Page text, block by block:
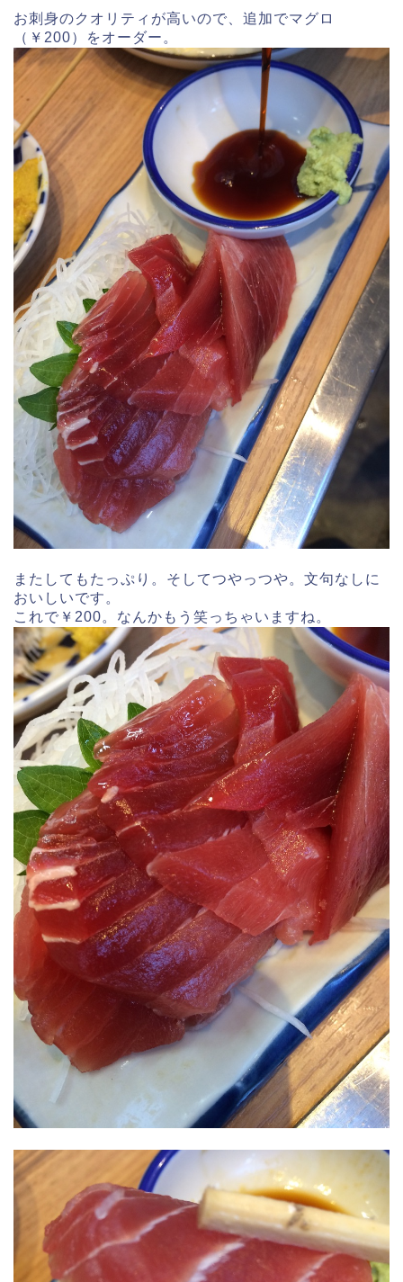
お刺身のクオリティが高いので、追加でマグロ
（￥200）をオーダー。
またしてもたっぷり。そしてつやっつや。文句なしに
おいしいです。
これで￥200。なんかもう笑っちゃいますね。